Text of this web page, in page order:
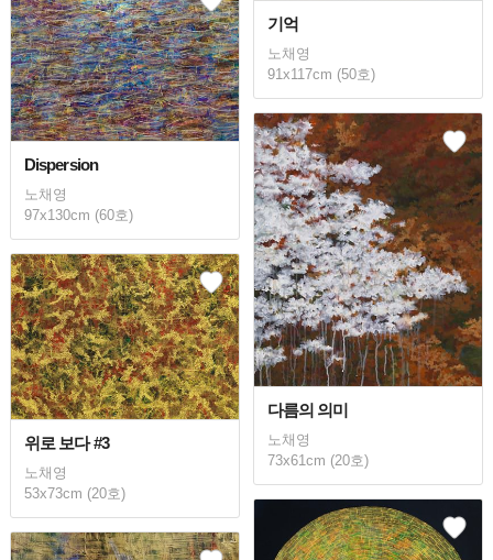
기억
노채영
91x117cm (50호)
Dispersion
노채영
97x130cm (60호)
다름의 의미
노채영
73x61cm (20호)
위로 보다 #3
노채영
53x73cm (20호)